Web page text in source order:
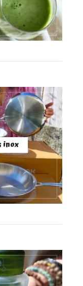
inox